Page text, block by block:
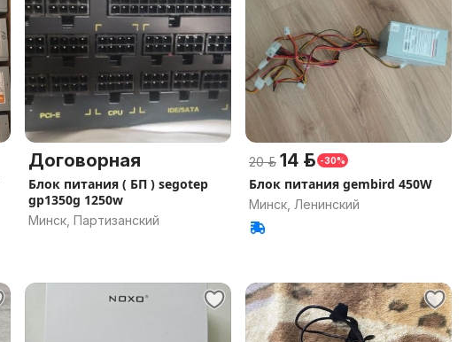
Договорная
Блок питания ( БП ) segotep
gp1350g 1250w
Минск, Партизанский
20 р. 14 р. -30%
Блок питания gembird 450W
Минск, Ленинский